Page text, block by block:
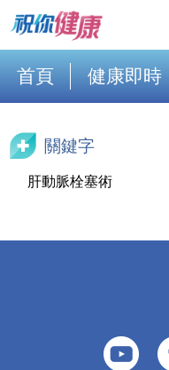
首頁 健康即時
關鍵字
肝動脈栓塞術